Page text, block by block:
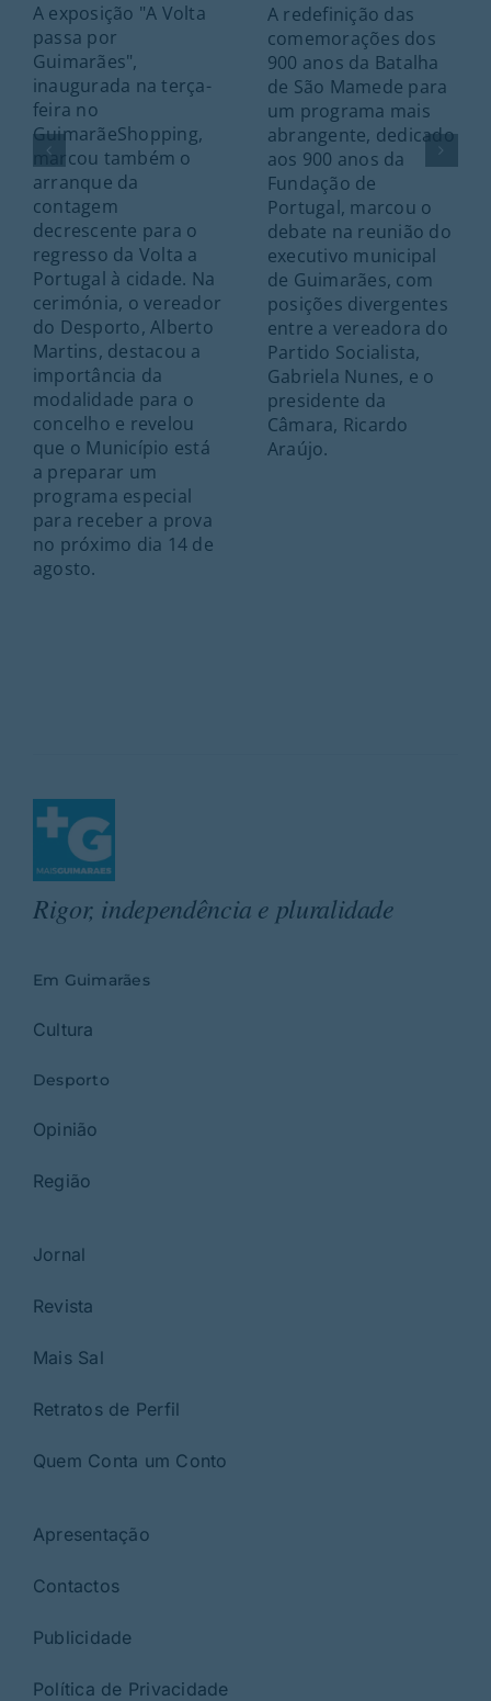
A exposição "A Volta
passa por
Guimarães",
inaugurada na terça-
feira no
GuimarãeShopping,
marcou também o
arranque da
contagem
decrescente para o
regresso da Volta a
Portugal à cidade. Na
cerimónia, o vereador
do Desporto, Alberto
Martins, destacou a
importância da
modalidade para o
concelho e revelou
que o Município está
a preparar um
programa especial
para receber a prova
no próximo dia 14 de
agosto.
A redefinição das
comemorações dos
900 anos da Batalha
de São Mamede para
um programa mais
abrangente, dedicado
aos 900 anos da
Fundação de
Portugal, marcou o
debate na reunião do
executivo municipal
de Guimarães, com
posições divergentes
entre a vereadora do
Partido Socialista,
Gabriela Nunes, e o
presidente da
Câmara, Ricardo
Araújo.
Rigor, independência e pluralidade
Em Guimarães
Cultura
Desporto
Opinião
Região
Jornal
Revista
Mais Sal
Retratos de Perfil
Quem Conta um Conto
Apresentação
Contactos
Publicidade
Política de Privacidade